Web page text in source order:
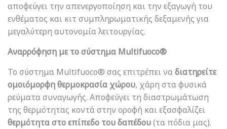
αποφεύγει την απενεργοποίηση και την εξαγωγή του
ενθέματος και κιτ συμπληρωματικής δεξαμενής για
μεγαλύτερη αυτονομία λειτουργίας.
Αναρρόφηση με το σύστημα Multifuoco®
Το σύστημα Multifuoco® σας επιτρέπει να διατηρείτε
ομοιόμορφη θερμοκρασία χώρου, χάρη στα φυσικά
ρεύματα συναγωγής. Αποφεύγει τη διαστρωμάτωση
της θερμότητας κοντά στην οροφή και εξασφαλίζει
θερμότητα στο επίπεδο του δαπέδου(τα πόδια μας).